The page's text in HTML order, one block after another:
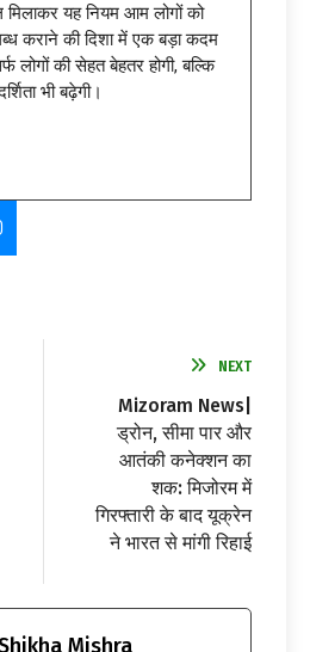
यह नियम आम लोगों को
कराने की दिशा में एक बड़ा कदम
लोगों की सेहत बेहतर होगी, बल्कि
भी बढ़ेगी।
NEXT
Mizoram News|
ड्रोन, सीमा पार और
आतंकी कनेक्शन का
शक: मिजोरम में
गिरफ्तारी के बाद यूक्रेन
ने भारत से मांगी रिहाई
Mishra